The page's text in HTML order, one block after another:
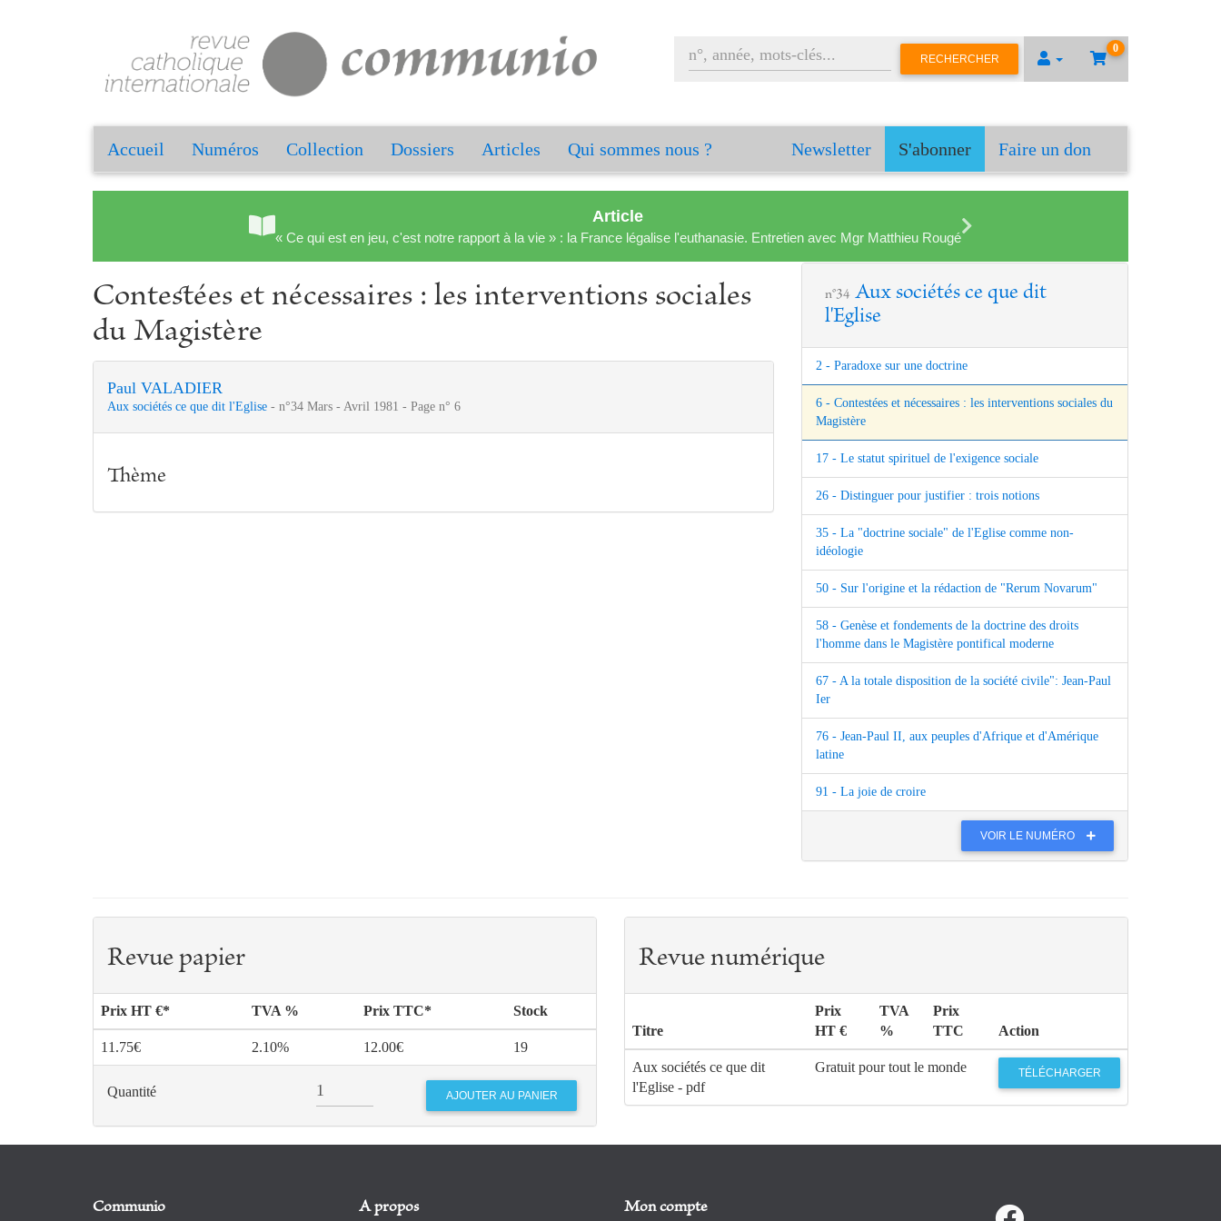
0
RECHERCHER
Accueil Numéros Collection Dossiers Articles Qui sommes nous ? Newsletter S'abonner Faire un don
Article
« Ce qui est en jeu, c'est notre rapport à la vie » : la France légalise l'euthanasie. Entretien avec Mgr Matthieu Rougé
Contestées et nécessaires : les interventions sociales
du Magistère
Paul VALADIER
Aux sociétés ce que dit l'Eglise - n°34 Mars - Avril 1981 - Page n° 6
Thème
n°34 Aux sociétés ce que dit
l'Eglise
2 - Paradoxe sur une doctrine
6 - Contestées et nécessaires : les interventions sociales du
Magistère
17 - Le statut spirituel de l'exigence sociale
26 - Distinguer pour justifier : trois notions
35 - La "doctrine sociale" de l'Eglise comme non-
idéologie
50 - Sur l'origine et la rédaction de "Rerum Novarum"
58 - Genèse et fondements de la doctrine des droits
l'homme dans le Magistère pontifical moderne
67 - A la totale disposition de la société civile": Jean-Paul
Ier
76 - Jean-Paul II, aux peuples d'Afrique et d'Amérique
latine
91 - La joie de croire
VOIR LE NUMÉRO
Revue papier
Prix HT €* TVA % Prix TTC* Stock
11.75€ 2.10% 12.00€ 19
Quantité
Revue numérique
Titre
Prix
HT €
TVA
%
Prix
TTC
Action
Aux sociétés ce que dit
l'Eglise - pdf
Gratuit pour tout le monde TÉLÉCHARGER
Communio A propos Mon compte